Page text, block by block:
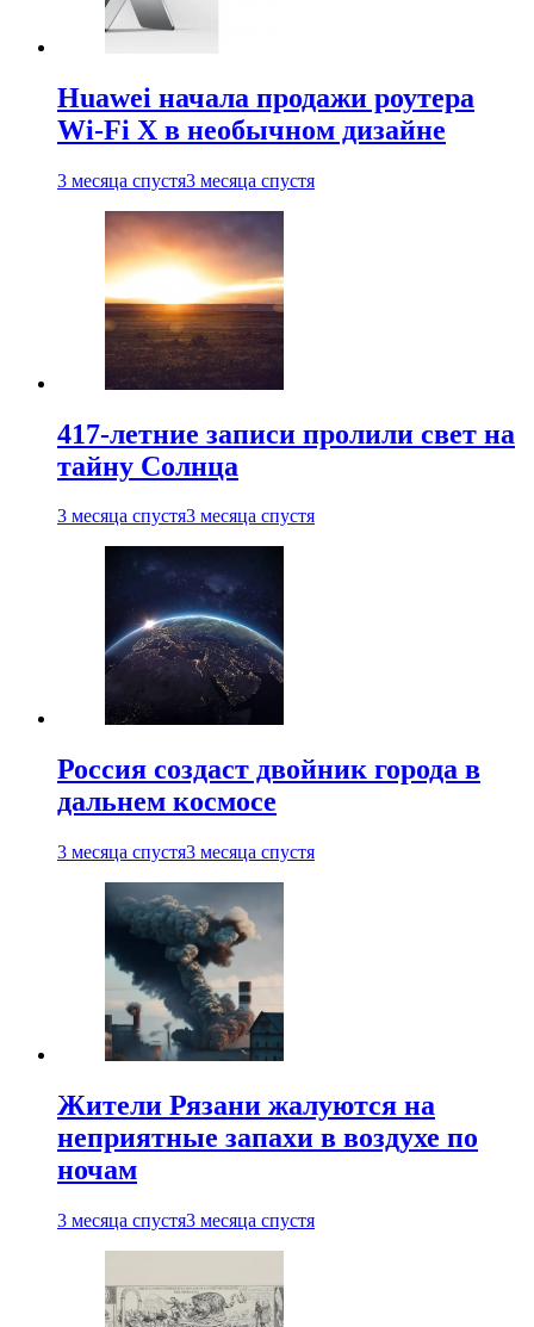
Huawei начала продажи роутера
Wi-Fi X в необычном дизайне
3 месяца спустя3 месяца спустя
417-летние записи пролили свет на
тайну Солнца
3 месяца спустя3 месяца спустя
Россия создаст двойник города в
дальнем космосе
3 месяца спустя3 месяца спустя
Жители Рязани жалуются на
неприятные запахи в воздухе по
ночам
3 месяца спустя3 месяца спустя